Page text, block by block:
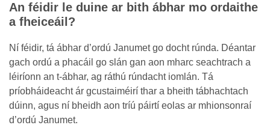
An féidir le duine ar bith ábhar mo ordaithe
a fheiceáil?
Ní féidir, tá ábhar d’ordú Janumet go docht rúnda. Déantar
gach ordú a phacáil go slán gan aon mharc seachtrach a
léiríonn an t-ábhar, ag ráthú rúndacht iomlán. Tá
príobháideacht ár gcustaiméirí thar a bheith tábhachtach
dúinn, agus ní bheidh aon tríú páirtí eolas ar mhionsonraí
d’ordú Janumet.